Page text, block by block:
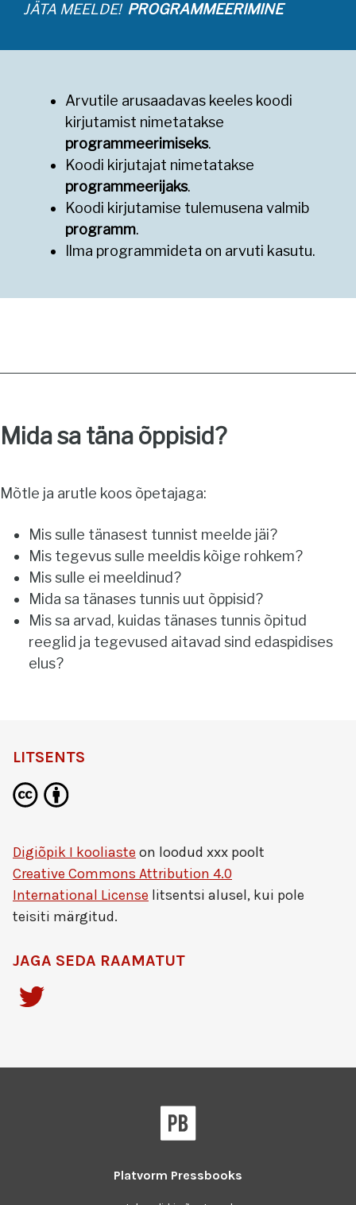
JÄTA MEELDE! PROGRAMMEERIMINE
Arvutile arusaadavas keeles koodi
kirjutamist nimetatakse
programmeerimiseks.
Koodi kirjutajat nimetatakse
programmeerijaks.
Koodi kirjutamise tulemusena valmib
programm.
Ilma programmideta on arvuti kasutu.
Mida sa täna õppisid?
Mõtle ja arutle koos õpetajaga:
Mis sulle tänasest tunnist meelde jäi?
Mis tegevus sulle meeldis kõige rohkem?
Mis sulle ei meeldinud?
Mida sa tänases tunnis uut õppisid?
Mis sa arvad, kuidas tänases tunnis õpitud
reeglid ja tegevused aitavad sind edaspidises
elus?
LITSENTS
Digiõpik I kooliaste on loodud xxx poolt
Creative Commons Attribution 4.0
International License litsentsi alusel, kui pole
teisiti märgitud.
JAGA SEDA RAAMATUT
Platvorm Pressbooks